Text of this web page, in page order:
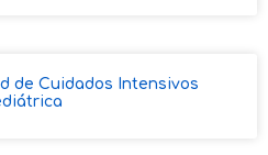
de Cuidados Intensivos